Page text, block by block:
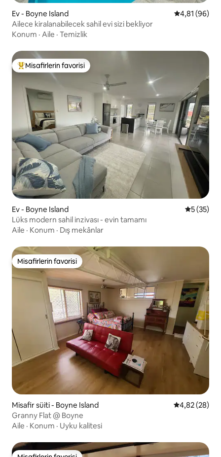
Ev - Boyne Island 5 üzerinden
4,81 (96)
Ailece kiralanabilecek sahil evi sizi bekliyor
Konum · Aile · Temizlik
Misafirlerin favorilerinden en beğenilenler arasında
Misafirlerin favorisi
Ev - Boyne Island 55 (35)
Lüks modern sahil inzivası - evin tamamı
Aile · Konum · Dış mekânlar
Misafirlerin favorisi
Misafirlerin favorisi
Misafir süiti - Boyne Island 5 üzerinden
4,82 (28)
Granny Flat @ Boyne
Aile · Konum · Uyku kalitesi